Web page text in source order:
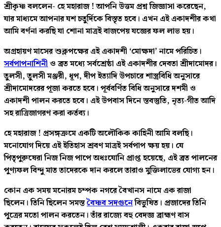
শ্রীকৃষ্ণ বললেন- হে মহারাজ ! আপনি উত্তম প্রশ্ন জিজ্ঞাসা করেছেন,
যার মাধ্যমে আপনার যশ চতুর্দিকে বিস্তৃত হবে। এখন এই একাদশীর কথা
আমি বর্ণনা করছি যা শোনা মাত্রই বাজপেয় যজ্ঞের ফল লাভ হয়।
অগ্রহায়ণ মাসের শুক্লপক্ষের এই একাদশী ‘মোক্ষদা’ নামে পরিচিত।
সর্বপাপনাশিনীও ব্রত মধ্যে সর্বশ্রেষ্ঠা এই একাদশীর দেবতা শ্রীদামোদর।
তুলসী, তুলসী মঞ্জরী, ধূপ, দীপ ইত্যাদি উপচারে শাস্ত্রবিধি অনুসারে
শ্রীদামোদরের পূজা করতে হবে। পূর্ববর্ণিত বিধি অনুসারে দশমী ও
একাদশী পালন করতে হবে। এই উপবাস দিনে স্তবস্তুতি, নৃত্য-গীত আদি
সহ রাত্রিজাগরণ করা কর্তব্য।
হে মহারাজ ! প্রসঙ্গক্রমে একটি অলৌকিক কাহিনী আমি বলছি।
মনোযোগ দিয়ে এই ইতিহাস শ্রবণ মাত্রই সর্বপাপ ক্ষয় হয়। যে
পিতৃপুরুষেরা নিজ নিজ পাপে অধঃযোনি প্রাপ্ত হয়েছে, এই ব্রত পালনের
পুণ্যফল বিন্দু মাত তাদেরকে দান করলে তারাও মুক্তিলাভের যোগ্য হন।
কোন এক সময় মনোরম চম্পক নগরে বৈখানস নামে এক রাজা
ছিলেন। তিনি ছিলেন সমস্তবৈষ্ণব সদগুনেবিভুষিত। প্রজাদের তিনি
পুত্রের মতো পালন করতেন। তাঁর রাজ্যে বহু বেদজ্ঞ ব্রাহ্মণ বাস